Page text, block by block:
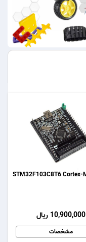
10,900,000 ریال
مشخصات